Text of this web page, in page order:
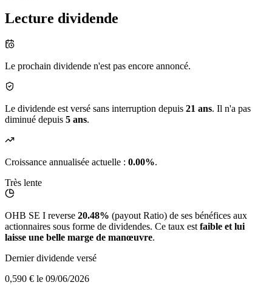
Lecture dividende
Le prochain dividende n'est pas encore annoncé.
Le dividende est versé sans interruption depuis 21 ans. Il n'a pas
diminué depuis 5 ans.
Croissance annualisée actuelle : 0.00%.
Très lente
OHB SE I reverse 20.48% (payout Ratio) de ses bénéfices aux
actionnaires sous forme de dividendes. Ce taux est faible et lui
laisse une belle marge de manœuvre.
Dernier dividende versé
0,590 € le 09/06/2026